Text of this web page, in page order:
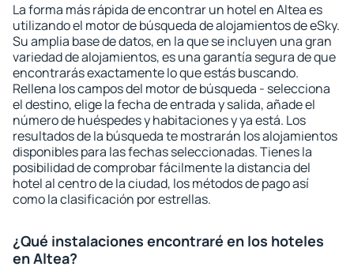
La forma más rápida de encontrar un hotel en Altea es
utilizando el motor de búsqueda de alojamientos de eSky.
Su amplia base de datos, en la que se incluyen una gran
variedad de alojamientos, es una garantía segura de que
encontrarás exactamente lo que estás buscando.
Rellena los campos del motor de búsqueda - selecciona
el destino, elige la fecha de entrada y salida, añade el
número de huéspedes y habitaciones y ya está. Los
resultados de la búsqueda te mostrarán los alojamientos
disponibles para las fechas seleccionadas. Tienes la
posibilidad de comprobar fácilmente la distancia del
hotel al centro de la ciudad, los métodos de pago así
como la clasificación por estrellas.
¿Qué instalaciones encontraré en los hoteles
en Altea?